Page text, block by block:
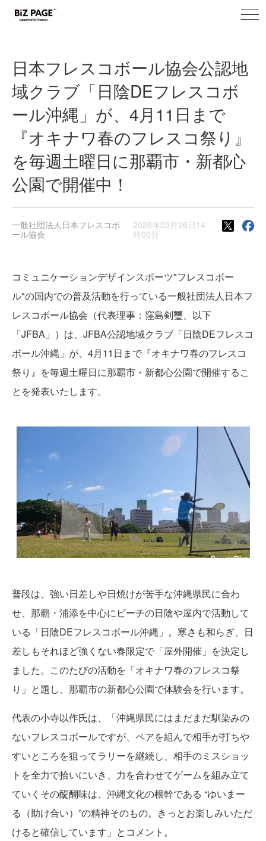
toggle
日本フレスコボール協会公認地
域クラブ「日陰DEフレスコボ
ール沖縄」が、4月11日まで
『オキナワ春のフレスコ祭り』
を毎週土曜日に那覇市・新都心
公園で開催中！
一般社団法人日本フレスコボ
ール協会
2026年03月26日14
時00分
コミュニケーションデザインスポーツ"フレスコボー
ル"の国内での普及活動を行っている一般社団法人日本フ
レスコボール協会（代表理事：窪島剣璽、以下
「JFBA」）は、JFBA公認地域クラブ「日陰DEフレスコ
ボール沖縄」が、4月11日まで『オキナワ春のフレスコ
祭り』を毎週土曜日に那覇市・新都心公園で開催するこ
とを発表いたします。
普段は、強い日差しや日焼けが苦手な沖縄県民に合わ
せ、那覇・浦添を中心にビーチの日陰や屋内で活動して
いる「日陰DEフレスコボール沖縄」。寒さも和らぎ、日
差しもそれほど強くない春限定で「屋外開催」を決定し
ました。このたびの活動を「オキナワ春のフレスコ祭
り」と題し、那覇市の新都心公園で体験会を行います。
代表の小寺以作氏は、「沖縄県民にはまだまだ馴染みの
ないフレスコボールですが、ペアを組んで相手が打ちや
すいところを狙ってラリーを継続し、相手のミスショッ
トを全力で拾いにいき、力を合わせてゲームを組み立て
ていくその醍醐味は、沖縄文化の根幹である “ゆいまー
る（助け合い）”の精神そのもの。きっとお楽しみいただ
けると確信しています」とコメント。